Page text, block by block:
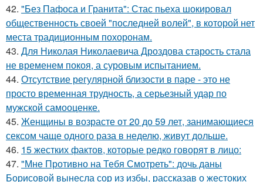
42. "Без Пафоса и Гранита": Стас пьеха шокировал
общественность своей "последней волей", в которой нет
места традиционным похоронам.
43. Для Николая Николаевича Дроздова старость стала
не временем покоя, а суровым испытанием.
44. Отсутствие регулярной близости в паре - это не
просто временная трудность, а серьезный удар по
мужской самооценке.
45. Женщины в возрасте от 20 до 59 лет, занимающиеся
сексом чаще одного раза в неделю, живут дольше.
46. 15 жестких фактов, которые редко говорят в лицо:
47. "Мне Противно на Тебя Смотреть": дочь даны
Борисовой вынесла сор из избы, рассказав о жестоких